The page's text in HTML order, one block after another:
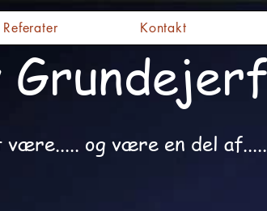
Referater Kontakt
og være en del af.....